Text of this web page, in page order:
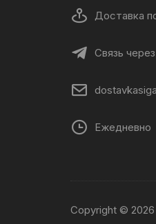
Доставка
Связь
Ежедневно
Copyright ©